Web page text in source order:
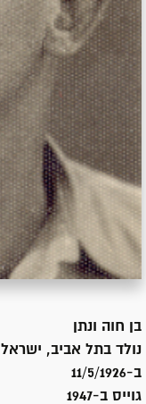
בן חוה ונתן
נולד בתל אביב, ישראל
ב-11/5/1926
גוייס ב-1947